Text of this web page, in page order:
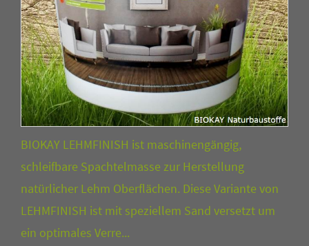
BIOKAY LEHMFINISH ist maschinengängig,
schleifbare Spachtelmasse zur Herstellung
natürlicher Lehm Oberflächen. Diese Variante von
LEHMFINISH ist mit speziellem Sand versetzt um
ein optimales Verre...